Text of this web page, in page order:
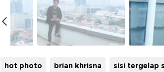
hot photo brian khrisna sisi tergelap